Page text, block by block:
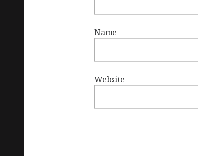
Name
Website